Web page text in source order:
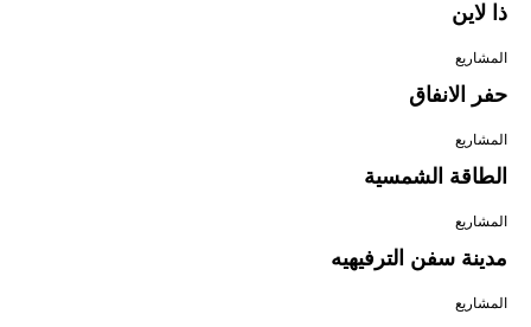
ذا لاين
المشاريع
حفر الانفاق
المشاريع
الطاقة الشمسية
المشاريع
مدينة سفن الترفيهيه
المشاريع